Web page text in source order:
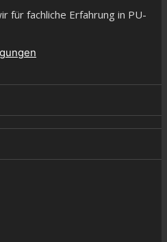
für fachliche Erfahrung in PU-